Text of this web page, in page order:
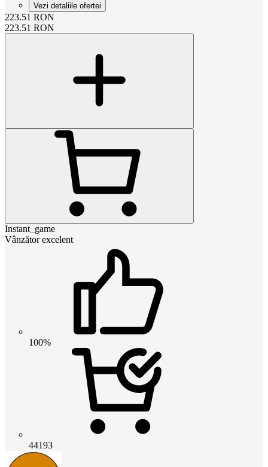
Vezi detaliile ofertei
223.51 RON
223.51 RON
Instant_game
Vânzător excelent
100%
44193